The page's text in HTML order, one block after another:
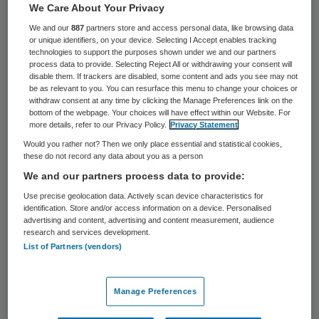
Het voortbestaan van de succesvolle
gevaar nu zorgverzekeraar CZ heeft
besloten de geldkraan per 1 januari 2011
We Care About Your Privacy
We and our887 partners store and access personal data, like browsing data
or unique identifiers, on your device. Selecting I Accept enables tracking
technologies to support the purposes shown under we and our partners
process data to provide. Selecting Reject All or withdrawing your consent will
disable them. If trackers are disabled, some content and ads you see may not
be as relevant to you. You can resurface this menu to change your choices or
withdraw consent at any time by clicking the Manage Preferences link on the
bottom of the webpage. Your choices will have effect within our Website. For
more details, refer to our Privacy Policy.
Privacy Statement
Would you rather not? Then we only place essential and statistical cookies,
these do not record any data about you as a person
We and our partners process data to provide:
Use precise geolocation data. Actively scan device characteristics for
identification. Store and/or access information on a device. Personalised
advertising and content, advertising and content measurement, audience
research and services development.
List of Partners (vendors)
Manage Preferences